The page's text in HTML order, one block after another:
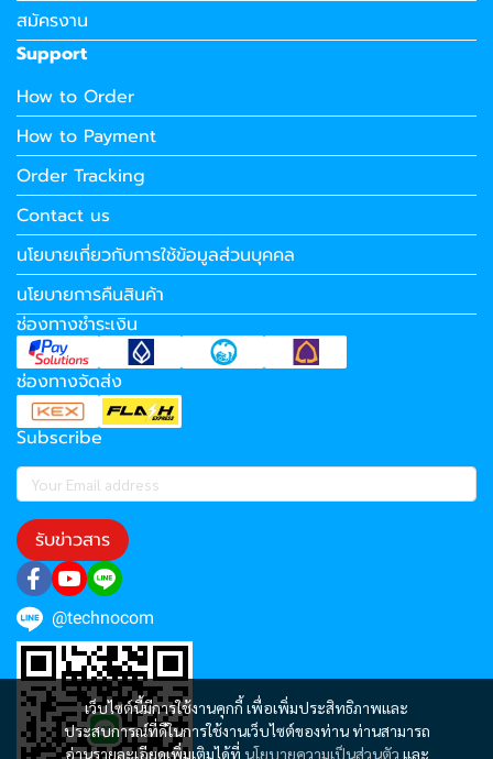
เว็บไซต์นี้มีการใช้งานคุกกี้ เพื่อเพิ่มประสิทธิภาพและ
ประสบการณ์ที่ดีในการใช้งานเว็บไซต์ของท่าน ท่านสามารถ
อ่านรายละเอียดเพิ่มเติมได้ที่ นโยบายความเป็นส่วนตัว และ
สมัครงาน
Support
How to Order
How to Payment
Order Tracking
Contact us
นโยบายเกี่ยวกับการใช้ข้อมูลส่วนบุคคล
นโยบายการคืนสินค้า
ช่องทางชำระเงิน
ช่องทางจัดส่ง
Subscribe
รับข่าวสาร
@technocom